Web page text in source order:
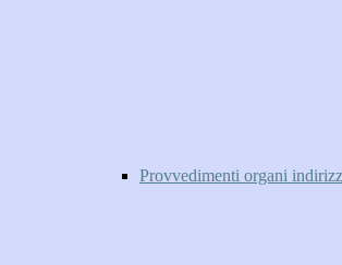
Provvedimenti organi